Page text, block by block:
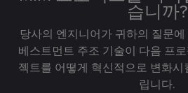
습니까?
당사의 엔지니어가 귀하의 질문
베스트먼트 주조 기술이 다음 프
젝트를 어떻게 혁신적으로 변화
립니다.